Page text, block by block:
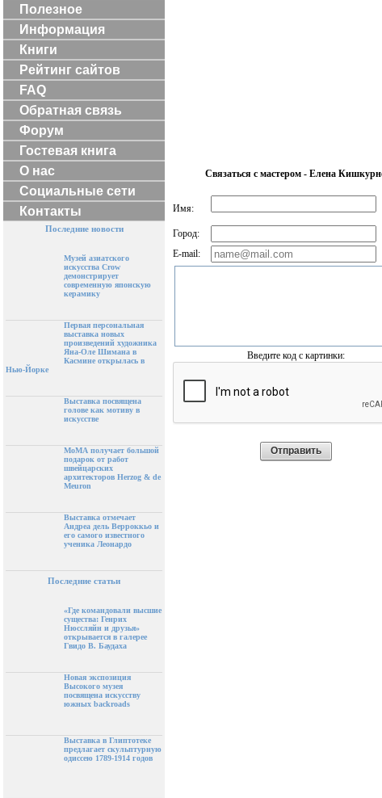
Полезное
Информация
Книги
Рейтинг сайтов
FAQ
Обратная связь
Форум
Гостевая книга
О нас
Социальные сети
Контакты
Последние новости
Музей азиатского
искусства Crow
демонстрирует
современную японскую
керамику
Первая персональная
выставка новых
произведений художника
Яна-Оле Шимана в
Касмине открылась в
Нью-Йорке
Выставка посвящена
голове как мотиву в
искусстве
МоМА получает большой
подарок от работ
швейцарских
архитекторов Herzog & de
Meuron
Выставка отмечает
Андреа дель Верроккьо и
его самого известного
ученика Леонардо
Последние статьи
«Где командовали высшие
существа: Генрих
Нюссляйн и друзья»
открывается в галерее
Гвидо В. Баудаха
Новая экспозиция
Высокого музея
посвящена искусству
южных backroads
Выставка в Глиптотеке
предлагает скульптурную
одиссею 1789-1914 годов
Связаться с мастером - Елена
Имя:
Город:
E-mail:
Введите код с картинки: